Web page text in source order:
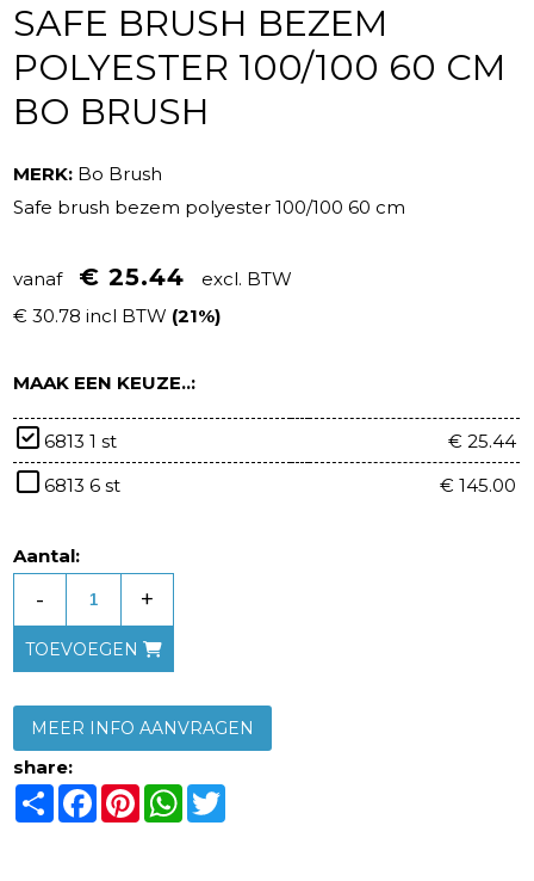
SAFE BRUSH BEZEM
POLYESTER 100/100 60 CM
BO BRUSH
MERK: Bo Brush
Safe brush bezem polyester 100/100 60 cm
vanaf € 25.44
excl. BTW
€ 30.78 incl BTW (21%)
MAAK EEN KEUZE..:
6813 1 st
€ 25.44
6813 6 st
€ 145.00
Aantal:
- +
TOEVOEGEN
MEER INFO AANVRAGEN
share:
ShareFacebook
PinterestWhatsApp